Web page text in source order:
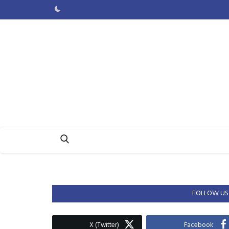
FOLLOW US
Facebook
X (Twitter)